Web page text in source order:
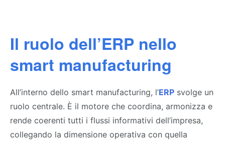
Il ruolo dell’ERP nello
smart manufacturing
All’interno dello smart manufacturing, l’ERP svolge un
ruolo centrale. È il motore che coordina, armonizza e
rende coerenti tutti i flussi informativi dell’impresa,
collegando la dimensione operativa con quella